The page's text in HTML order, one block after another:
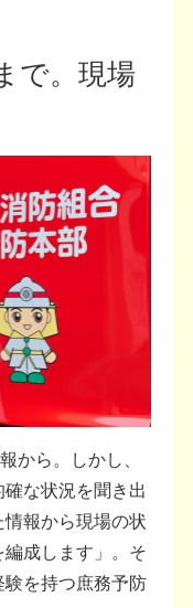
で。現場
から。しかし、
な状況を聞き出
報から現場の状
成します」。そ
を持つ庶務予防